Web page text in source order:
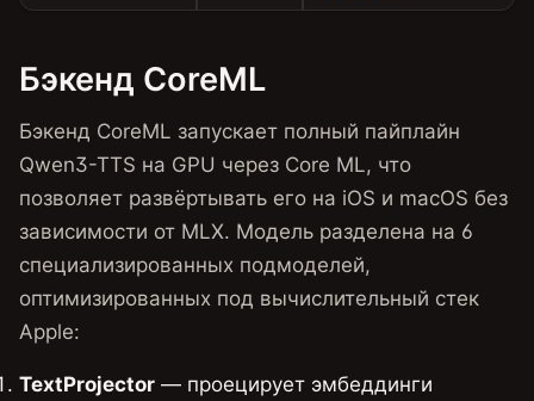
Бэкенд CoreML
Бэкенд CoreML запускает полный пайплайн
Qwen3-TTS на GPU через Core ML, что
позволяет развёртывать его на iOS и macOS без
зависимости от MLX. Модель разделена на 6
специализированных подмоделей,
оптимизированных под вычислительный стек
Apple:
TextProjector — проецирует эмбеддинги